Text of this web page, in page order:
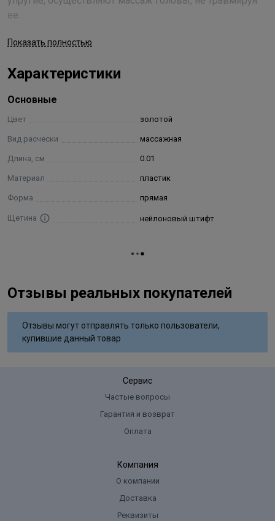
ее.
Показать полностью
Характеристики
Основные
Цвет золотой
Вид расчески массажная
Длина, см 0.01
Материал пластик
Форма прямая
Щетина нейлоновый штифт
Отзывы реальных покупателей
Отзывы могут отправлять только пользователи,
купившие данный товар
Сервис
Частые вопросы
Гарантия и возврат
Оплата
Компания
О компании
Доставка
Реквизиты